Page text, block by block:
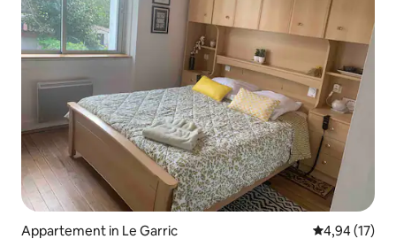
Appartement in Le Garric Gemiddelde
4,94 (17)